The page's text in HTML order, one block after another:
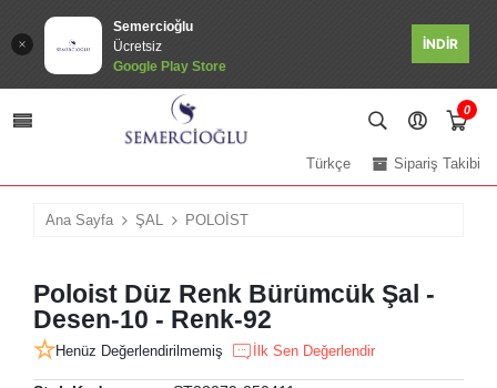
Semercioğlu
Ücretsiz
Google Play Store
İNDİR
0
Sipariş Takibi
Türkçe
Ana Sayfa ŞAL POLOİST
Poloist Düz Renk Bürümcük Şal -
Desen-10 - Renk-92
Henüz Değerlendirilmemiş İlk Sen Değerlendir